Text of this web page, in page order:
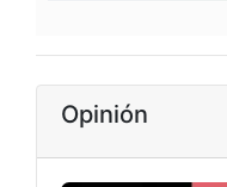
Opinión